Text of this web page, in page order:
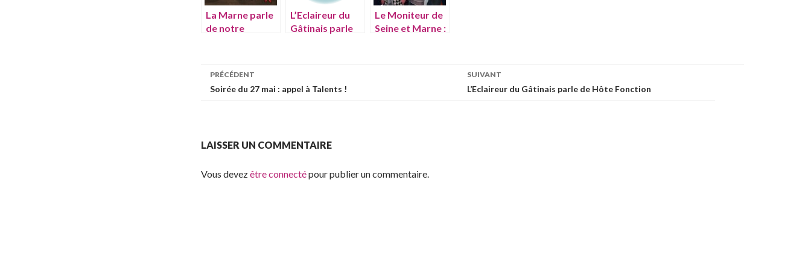
La Marne parle
de notre
du 15 février
L’Eclaireur du
Gâtinais parle
Le Moniteur de
Seine et Marne :
Navigation de l’article
PRÉCÉDENT
Soirée du 27 mai : appel à Talents !
SUIVANT
L’Eclaireur du Gâtinais parle de Hôte Fonction
LAISSER UN COMMENTAIRE
Vous devezêtre connectépour publier un commentaire.